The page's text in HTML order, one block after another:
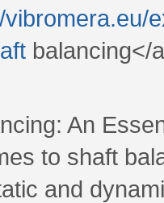
vibromera.eu/
balancing</
An
to shaft
and